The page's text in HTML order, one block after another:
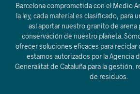
Barcelona comprometida con el Medio
la ley, cada material es clasificado, para
así aportar nuestro granito de arena
conservación de nuestro planeta.
ofrecer soluciones eficaces para reciclar
estamos autorizados por la Agencia
Generalitat de Cataluña para la gestión,
de residuos.